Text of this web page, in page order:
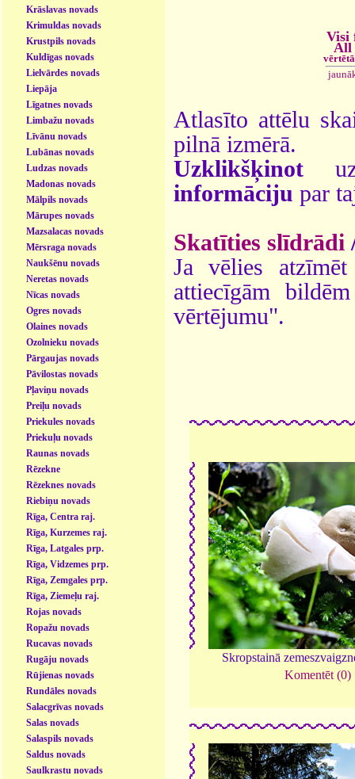
Krāslavas novads
Krimuldas novads
Krustpils novads
Kuldīgas novads
Lielvārdes novads
Liepāja
Līgatnes novads
Limbažu novads
Līvānu novads
Lubānas novads
Ludzas novads
Madonas novads
Mālpils novads
Mārupes novads
Mazsalacas novads
Mērsraga novads
Naukšēnu novads
Neretas novads
Nīcas novads
Ogres novads
Olaines novads
Ozolnieku novads
Pārgaujas novads
Pāvilostas novads
Pļaviņu novads
Preiļu novads
Priekules novads
Priekuļu novads
Raunas novads
Rēzekne
Rēzeknes novads
Riebiņu novads
Rīga, Centra raj.
Rīga, Kurzemes raj.
Rīga, Latgales prp.
Rīga, Vidzemes prp.
Rīga, Zemgales prp.
Rīga, Ziemeļu raj.
Rojas novads
Ropažu novads
Rucavas novads
Rugāju novads
Rūjienas novads
Rundāles novads
Salacgrīvas novads
Salas novads
Salaspils novads
Saldus novads
Saulkrastu novads
Visi
All
Atlasīto attēlu
pilnā izmērā.
Uzklikšķinot
informāciju par
Skatīties slīdrādi
Ja vēlies
attiecīgām
vērtējumu".
Skropstainā
Komentēt (0)